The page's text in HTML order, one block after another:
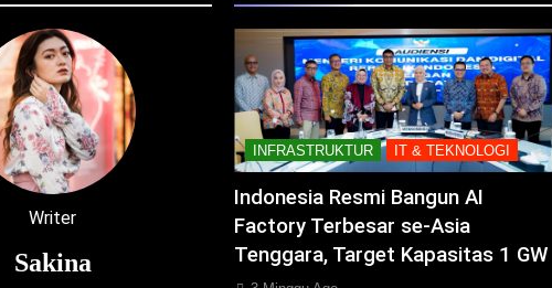
Writer
Sakina
INFRASTRUKTUR IT & TEKNOLOGI
Indonesia Resmi Bangun AI
Factory Terbesar se-Asia
Tenggara, Target Kapasitas 1 GW